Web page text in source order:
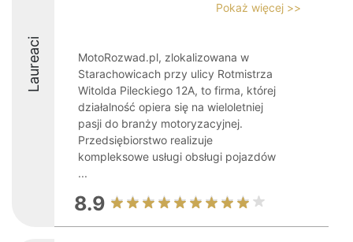
Laureaci
Pokaż więcej >>
MotoRozwad.pl, zlokalizowana w
Starachowicach przy ulicy Rotmistrza
Witolda Pileckiego 12A, to firma, której
działalność opiera się na wieloletniej
pasji do branży motoryzacyjnej.
Przedsiębiorstwo realizuje
kompleksowe usługi obsługi pojazdów
...
8.9